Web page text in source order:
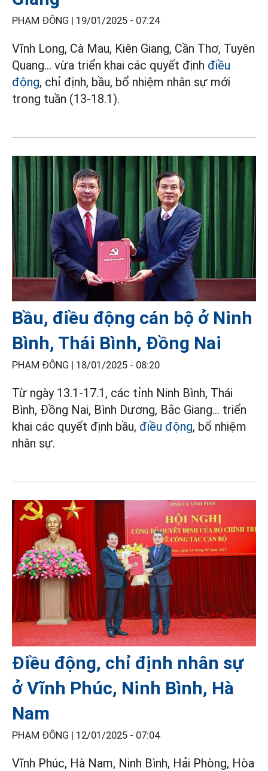
PHẠM ĐÔNG | 19/01/2025 - 07:24
Vĩnh Long, Cà Mau, Kiên Giang, Cần Thơ, Tuyên
Quang... vừa triển khai các quyết định điều
động, chỉ định, bầu, bổ nhiệm nhân sự mới
trong tuần (13-18.1).
Bầu, điều động cán bộ ở Ninh
Bình, Thái Bình, Đồng Nai
PHẠM ĐÔNG | 18/01/2025 - 08:20
Từ ngày 13.1-17.1, các tỉnh Ninh Bình, Thái
Bình, Đồng Nai, Bình Dương, Bắc Giang... triển
khai các quyết định bầu, điều động, bổ nhiệm
nhân sự.
Điều động, chỉ định nhân sự
ở Vĩnh Phúc, Ninh Bình, Hà
Nam
PHẠM ĐÔNG | 12/01/2025 - 07:04
Vĩnh Phúc, Hà Nam, Ninh Bình, Hải Phòng, Hòa